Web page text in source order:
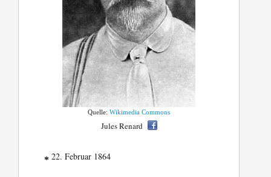
Quelle:Wikimedia Commons
Jules Renard
* 22. Februar 1864